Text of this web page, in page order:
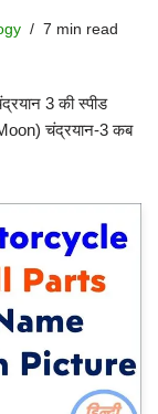
7 min read
3 की स्पीड
चंद्रयान-3 कब